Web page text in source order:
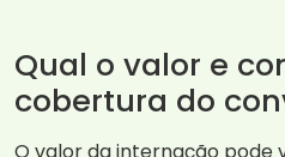
Qual o valor e
cobertura do